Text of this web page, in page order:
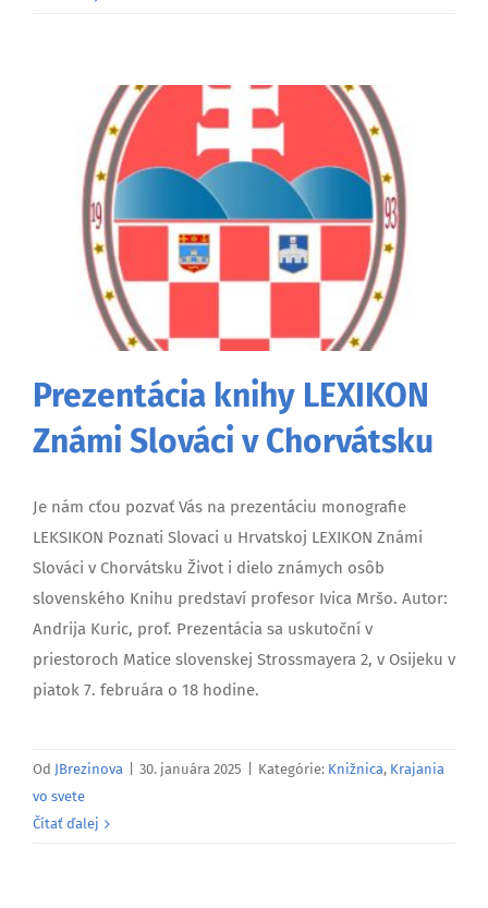
Prezentácia knihy LEXIKON
Známi Slováci v Chorvátsku
Je nám cťou pozvať Vás na prezentáciu monografie
LEKSIKON Poznati Slovaci u Hrvatskoj LEXIKON Známi
Slováci v Chorvátsku Život i dielo známych osôb
slovenského Knihu predstaví profesor Ivica Mršo. Autor:
Andrija Kuric, prof. Prezentácia sa uskutoční v
priestoroch Matice slovenskej Strossmayera 2, v Osijeku v
piatok 7. februára o 18 hodine.
Od JBrezinova 30. januára 2025 Kategórie: Knižnica, Krajania
vo svete
Čítať ďalej